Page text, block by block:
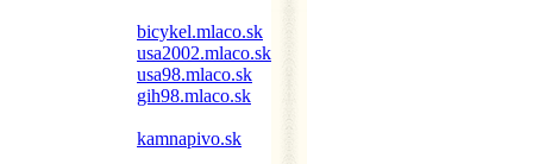
bicykel.mlaco.sk
usa2002.mlaco.sk
usa98.mlaco.sk
gih98.mlaco.sk
kamnapivo.sk